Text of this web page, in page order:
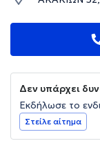
Δεν υπάρχει
Εκδήλωσε το
Στείλε αίτημα